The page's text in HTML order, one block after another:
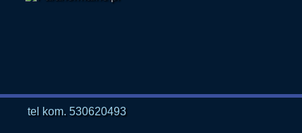
tel kom. 530620493